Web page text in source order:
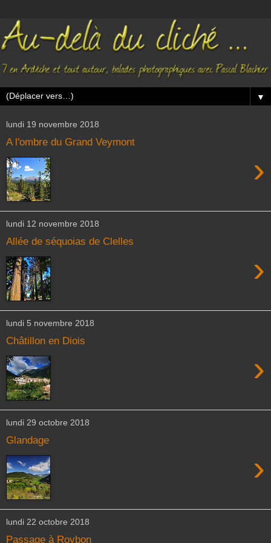
▼
lundi 19 novembre 2018
A l'ombre du Grand Veymont
›
lundi 12 novembre 2018
Allée de séquoias de Clelles
›
lundi 5 novembre 2018
Châtillon en Diois
›
lundi 29 octobre 2018
Glandage
›
lundi 22 octobre 2018
Passage à Roybon